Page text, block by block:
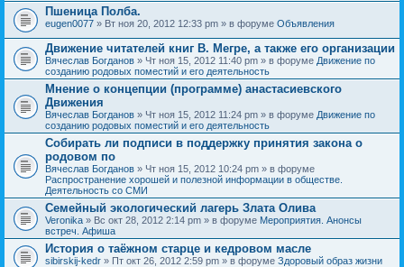
Пшеница Полба.
eugen0077 » Вт ноя 20, 2012 12:33 pm » в форуме Объявления
Движение читателей книг В. Мегре, а также его организации
Вячеслав Богданов » Чт ноя 15, 2012 11:40 pm » в форуме Движение по
созданию родовых поместий и его деятельность
Мнение о концепции (программе) анастасиевского
Движения
Вячеслав Богданов » Чт ноя 15, 2012 11:24 pm » в форуме Движение по
созданию родовых поместий и его деятельность
Собирать ли подписи в поддержку принятия закона о
родовом по
Вячеслав Богданов » Чт ноя 15, 2012 10:24 pm » в форуме
Распространение хорошей и полезной информации в обществе.
Деятельность со СМИ
Семейный экологический лагерь Злата Олива
Veronika » Вс окт 28, 2012 2:14 pm » в форуме Мероприятия. Анонсы
встреч. Афиша
История о таёжном старце и кедровом масле
sibirskij-kedr » Пт окт 26, 2012 2:59 pm » в форуме Здоровый образ жизни